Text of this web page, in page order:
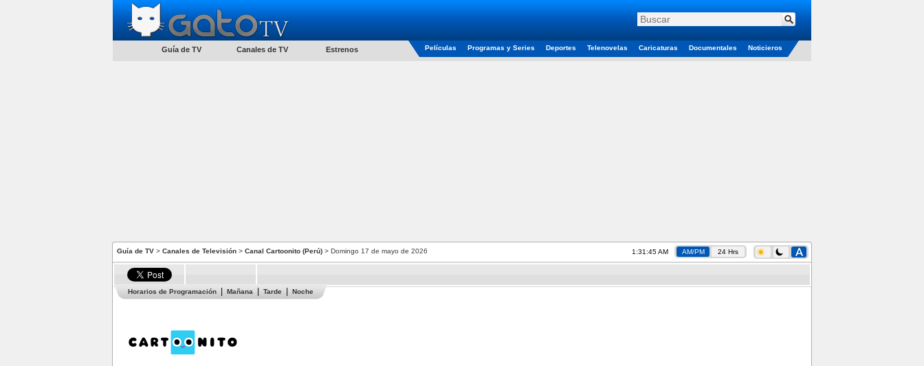
Guía de TV Canales de TV Estrenos Películas Programas y Series Deportes Telenovelas Caricaturas Documentales Noticieros
Guía de TV > Canales de Televisión > Canal Cartoonito (Perú) > Domingo 17 de mayo de 2026 1:31:46 AM AM/PM 24 Hrs
Horarios de Programación Mañana Tarde Noche